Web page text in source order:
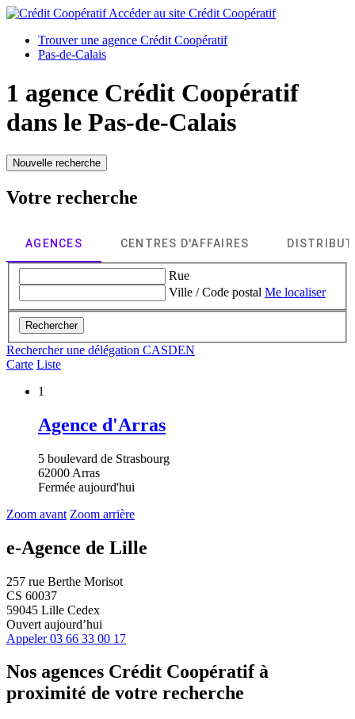
Accéder au site Crédit Coopératif
Trouver une agence Crédit Coopératif
Pas-de-Calais
1 agence Crédit Coopératif
dans le Pas-de-Calais
Nouvelle recherche
Votre recherche
AGENCES CENTRES D'AFFAIRES
Rue
Ville / Code postal Me localiser
Rechercher
Rechercher une délégation CASDEN
Carte Liste
1
Agence d'Arras
5 boulevard de Strasbourg
62000 Arras
Fermée aujourd'hui
Zoom avant Zoom arrière
e-Agence de Lille
257 rue Berthe Morisot
CS 60037
59045 Lille Cedex
Ouvert aujourd’hui
Appeler 03 66 33 00 17
Nos agences Crédit Coopératifà
proximité de votre recherche